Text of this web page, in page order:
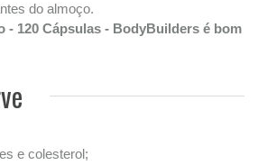
do almoço.
- 120 Cápsulas - BodyBuilders é bom
e colesterol;